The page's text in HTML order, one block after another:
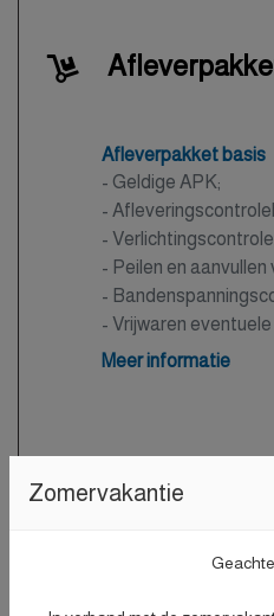
Afleverpakket basis
- Geldige APK;
-
-
- Peilen en
-
- Vrijwaren eventuele
- Auto is of wordt
Meer informatie
Nieuwe APK
- Onderhoudsbeurt
Zomervakantie